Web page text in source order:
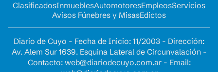
ClasificadosInmueblesAutomotoresEmpleosServicios
Avisos Fúnebres y MisasEdictos
Diario de Cuyo - Fecha de Inicio: 11/2003 - Dirección:
Av. Alem Sur 1639. Esquina Lateral de Circunvalación -
Contacto: web@diariodecuyo.com.ar- Email: